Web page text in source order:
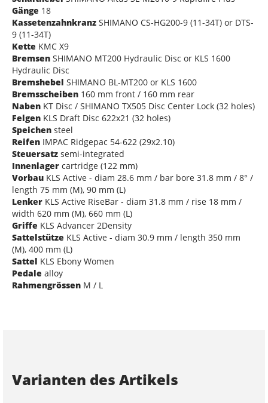
Gänge 18
Kassetenzahnkranz SHIMANO CS-HG200-9 (11-34T) or DTS-
9 (11-34T)
Kette KMC X9
Bremsen SHIMANO MT200 Hydraulic Disc or KLS 1600
Hydraulic Disc
Bremshebel SHIMANO BL-MT200 or KLS 1600
Bremsscheiben 160 mm front / 160 mm rear
Naben KT Disc / SHIMANO TX505 Disc Center Lock (32 holes)
Felgen KLS Draft Disc 622x21 (32 holes)
Speichen steel
Reifen IMPAC Ridgepac 54-622 (29x2.10)
Steuersatz semi-integrated
Innenlager cartridge (122 mm)
Vorbau KLS Active - diam 28.6 mm / bar bore 31.8 mm / 8° /
length 75 mm (M), 90 mm (L)
Lenker KLS Active RiseBar - diam 31.8 mm / rise 18 mm /
width 620 mm (M), 660 mm (L)
Griffe KLS Advancer 2Density
Sattelstütze KLS Active - diam 30.9 mm / length 350 mm
(M), 400 mm (L)
Sattel KLS Ebony Women
Pedale alloy
Rahmengrössen M / L
Varianten des Artikels